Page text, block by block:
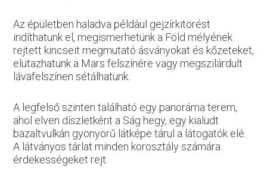
Az épületben haladva például gejzírkitörést
indíthatunk el, megismerhetünk a Föld mélyének
rejtett kincseit megmutató ásványokat és kőzeteket,
elutazhatunk a Mars felszínére vagy megszilárdult
lávafelszínen sétálhatunk.
A legfelső szinten található egy panoráma terem,
ahol elven díszletként a Ság hegy, egy kialudt
bazaltvulkán gyönyörű látképe tárul a látogatók elé.
A látványos tárlat minden korosztály számára
érdekességeket rejt.